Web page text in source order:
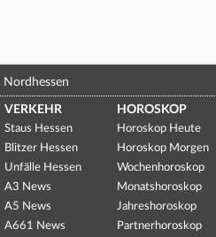
Nordhessen
VERKEHR
Staus Hessen
Blitzer Hessen
Unfälle Hessen
A3 News
A5 News
A661 News
HOROSKOP
Horoskop Heute
Horoskop Morgen
Wochenhoroskop
Monatshoroskop
Jahreshoroskop
Partnerhoroskop